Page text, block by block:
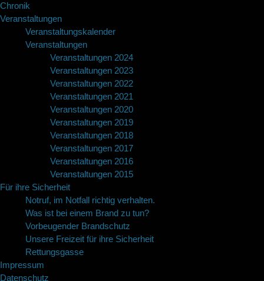
Chronik
Veranstaltungen
Veranstaltungskalender
Veranstaltungen
Veranstaltungen 2024
Veranstaltungen 2023
Veranstaltungen 2022
Veranstaltungen 2021
Veranstaltungen 2020
Veranstaltungen 2019
Veranstaltungen 2018
Veranstaltungen 2017
Veranstaltungen 2016
Veranstaltungen 2015
Für ihre Sicherheit
Notruf, im Notfall richtig verhalten.
Was ist bei einem Brand zu tun?
Vorbeugender Brandschutz
Unsere Freizeit für ihre Sicherheit
Rettungsgasse
Impressum
Datenschutz